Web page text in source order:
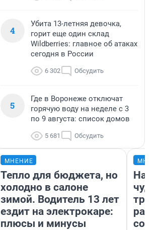
4
Убита 13-летняя девочка,
горит еще один склад
Wildberries: главное об атаках
сегодня в России
6 302 Обсудить
5
Где в Воронеже отключат
горячую воду на неделе с 3
по 9 августа: список домов
5 681 Обсудить
МНЕНИЕ
Тепло для бюджета, но
холодно в салоне
зимой. Водитель 13 лет
ездит на электрокаре:
плюсы и минусы